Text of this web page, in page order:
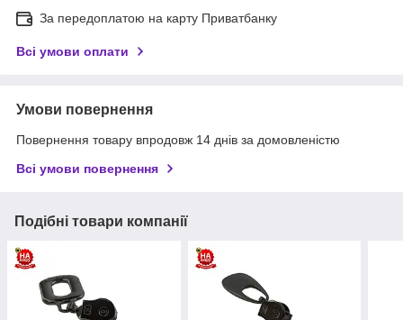
За передоплатою на карту Приватбанку
Всі умови оплати
Умови повернення
Повернення товару впродовж 14 днів за домовленістю
Всі умови повернення
Подібні товари компанії